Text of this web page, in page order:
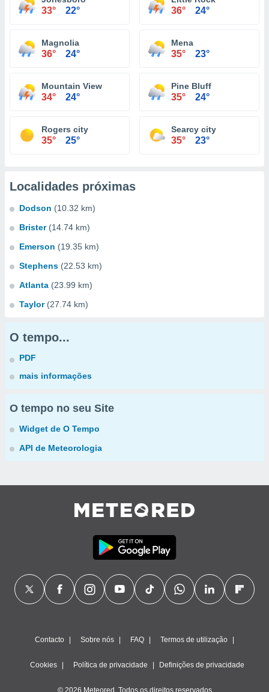
33° 22° 36° 24°
Magnolia
36° 24°
Mena
35° 23°
Mountain View
34° 24°
Pine Bluff
35° 24°
Rogers city
35° 25°
Searcy city
35° 23°
Localidades próximas
Dodson (10.32 km)
Brister (14.74 km)
Emerson (19.35 km)
Stephens (22.53 km)
Atlanta (23.99 km)
Taylor (27.74 km)
O tempo...
PDF
mais informações
O tempo no seu Site
Widget de O Tempo
API de Meteorologia
Contacto Sobre nós FAQ Termos de utilização
Cookies Política de privacidade Definições de privacidade
© 2026 Meteored. Todos os direitos reservados